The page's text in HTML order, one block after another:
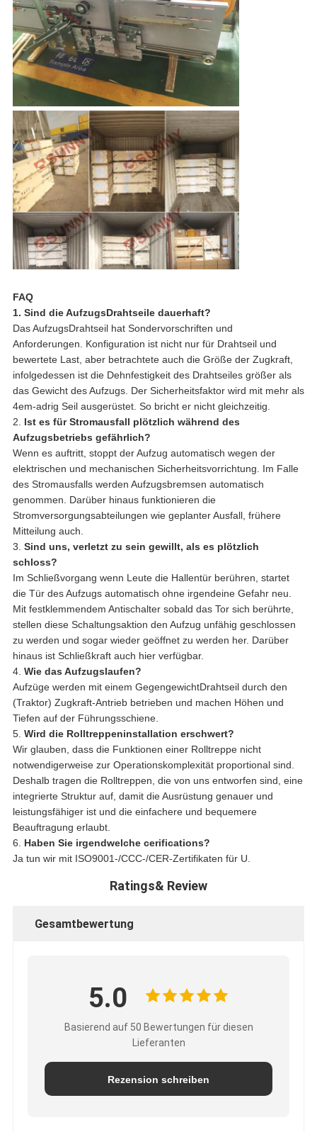
FAQ
1. Sind die AufzugsDrahtseile dauerhaft?
Das AufzugsDrahtseil hat Sondervorschriften und
Anforderungen. Konfiguration ist nicht nur für Drahtseil und
bewertete Last, aber betrachtete auch die Größe der Zugkraft,
infolgedessen ist die Dehnfestigkeit des Drahtseiles größer als
das Gewicht des Aufzugs. Der Sicherheitsfaktor wird mit mehr als
4em-adrig Seil ausgerüstet. So bricht er nicht gleichzeitig.
2. Ist es für Stromausfall plötzlich während des
Aufzugsbetriebs gefährlich?
Wenn es auftritt, stoppt der Aufzug automatisch wegen der
elektrischen und mechanischen Sicherheitsvorrichtung. Im Falle
des Stromausfalls werden Aufzugsbremsen automatisch
genommen. Darüber hinaus funktionieren die
Stromversorgungsabteilungen wie geplanter Ausfall, frühere
Mitteilung auch.
3. Sind uns, verletzt zu sein gewillt, als es plötzlich
schloss?
Im Schließvorgang wenn Leute die Hallentür berühren, startet
die Tür des Aufzugs automatisch ohne irgendeine Gefahr neu.
Mit festklemmendem Antischalter sobald das Tor sich berührte,
stellen diese Schaltungsaktion den Aufzug unfähig geschlossen
zu werden und sogar wieder geöffnet zu werden her. Darüber
hinaus ist Schließkraft auch hier verfügbar.
4. Wie das Aufzugslaufen?
Aufzüge werden mit einem GegengewichtDrahtseil durch den
(Traktor) Zugkraft-Antrieb betrieben und machen Höhen und
Tiefen auf der Führungsschiene.
5. Wird die Rolltreppeninstallation erschwert?
Wir glauben, dass die Funktionen einer Rolltreppe nicht
notwendigerweise zur Operationskomplexität proportional sind.
Deshalb tragen die Rolltreppen, die von uns entworfen sind, eine
integrierte Struktur auf, damit die Ausrüstung genauer und
leistungsfähiger ist und die einfachere und bequemere
Beauftragung erlaubt.
6. Haben Sie irgendwelche cerifications?
Ja tun wir mit ISO9001-/CCC-/CER-Zertifikaten für U.
Ratings& Review
Gesamtbewertung
5.0
Basierend auf 50 Bewertungen für diesen
Lieferanten
Rezension schreiben